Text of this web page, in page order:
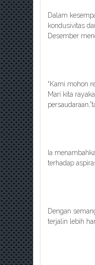
Dalam
kondusivitas
Desember
“Kami mohon
Mari kita
Ia
terhadap
Dengan
terjalin lebih